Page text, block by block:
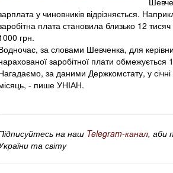
у чиновників відрізняється.
плата становила близько 12
грн.
за словами Шевченка, для
заробітної плати обмежується
за даними Держкомстату, у
- пише УНІАН.
на наш Telegram-канал, аби
та світу